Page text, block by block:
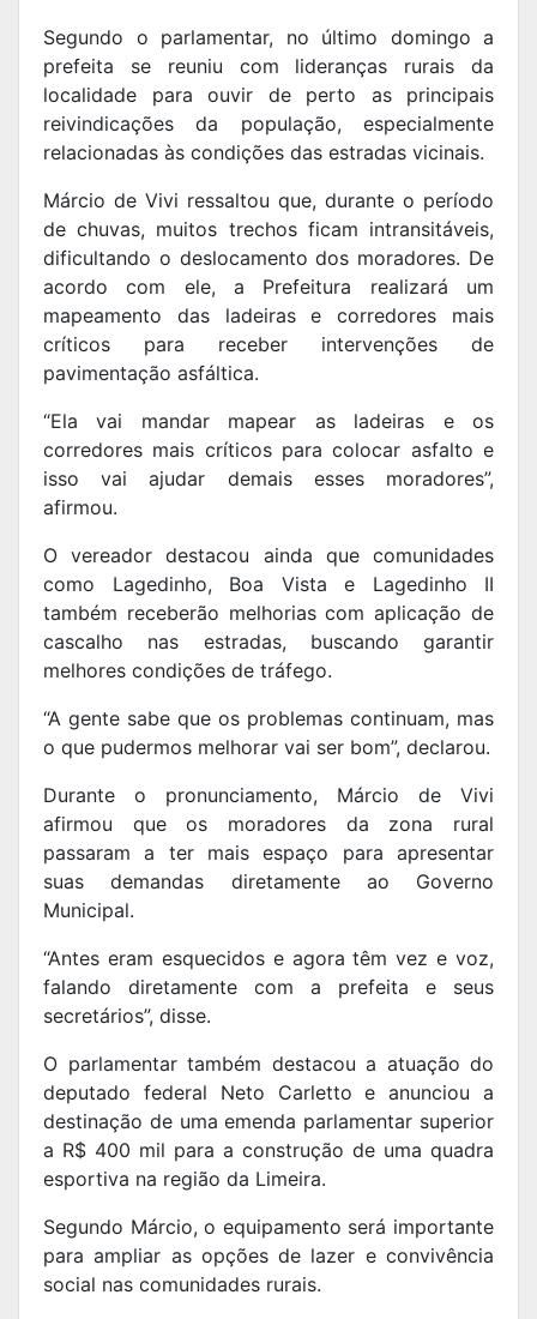
Segundo o parlamentar, no último domingo a
prefeita se reuniu com lideranças rurais da
localidade para ouvir de perto as principais
reivindicações da população, especialmente
relacionadas às condições das estradas vicinais.
Márcio de Vivi ressaltou que, durante o período
de chuvas, muitos trechos ficam intransitáveis,
dificultando o deslocamento dos moradores. De
acordo com ele, a Prefeitura realizará um
mapeamento das ladeiras e corredores mais
críticos para receber intervenções de
pavimentação asfáltica.
“Ela vai mandar mapear as ladeiras e os
corredores mais críticos para colocar asfalto e
isso vai ajudar demais esses moradores”,
afirmou.
O vereador destacou ainda que comunidades
como Lagedinho, Boa Vista e Lagedinho II
também receberão melhorias com aplicação de
cascalho nas estradas, buscando garantir
melhores condições de tráfego.
“A gente sabe que os problemas continuam, mas
o que pudermos melhorar vai ser bom”, declarou.
Durante o pronunciamento, Márcio de Vivi
afirmou que os moradores da zona rural
passaram a ter mais espaço para apresentar
suas demandas diretamente ao Governo
Municipal.
“Antes eram esquecidos e agora têm vez e voz,
falando diretamente com a prefeita e seus
secretários”, disse.
O parlamentar também destacou a atuação do
deputado federal Neto Carletto e anunciou a
destinação de uma emenda parlamentar superior
a R$ 400 mil para a construção de uma quadra
esportiva na região da Limeira.
Segundo Márcio, o equipamento será importante
para ampliar as opções de lazer e convivência
social nas comunidades rurais.